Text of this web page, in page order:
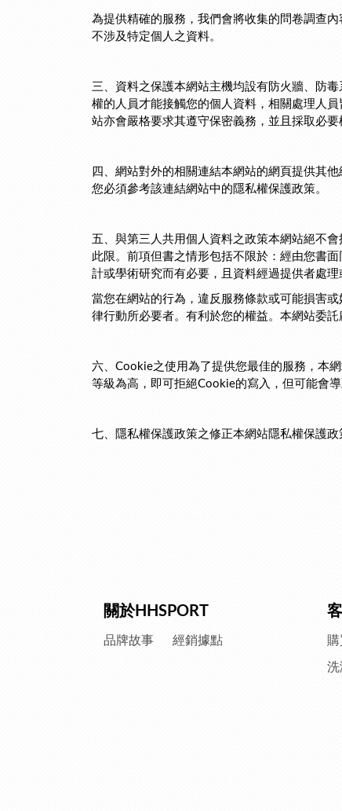
為提供精確的服務，我們會將收集的問卷調查
不涉及特定個人之資料。
三、資料之保護本網站主機均設有防火牆、防
權的人員才能接觸您的個人資料，相關處理人
站亦會嚴格要求其遵守保密義務，並且採取必
四、網站對外的相關連結本網站的網頁提供其
您必須參考該連結網站中的隱私權保護政策。
五、與第三人共用個人資料之政策本網站絕不
此限。前項但書之情形包括不限於：經由您書
計或學術研究而有必要，且資料經過提供者處
當您在網站的行為，違反服務條款或可能損害
律行動所必要者。有利於您的權益。本網站委
六、Cookie之使用為了提供您最佳的服務，本
等級為高，即可拒絕Cookie的寫入，但可能會
七、隱私權保護政策之修正本網站隱私權保護
關於HHSPORT
品牌故事 經銷據點
洗